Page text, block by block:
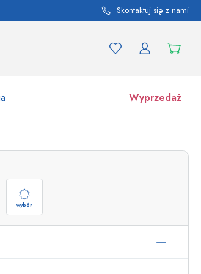
Skontaktuj się z nami
Wyprzedaż
Słoiki
Odkryj teraz
Kupuj teraz
wybór